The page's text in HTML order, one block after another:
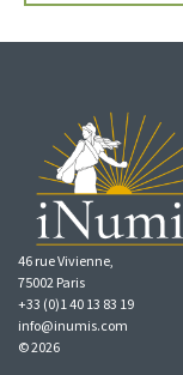
46 rue Vivienne,
75002 Paris
+33 (0)1 40 13 83 19
info@inumis.com
© 2026